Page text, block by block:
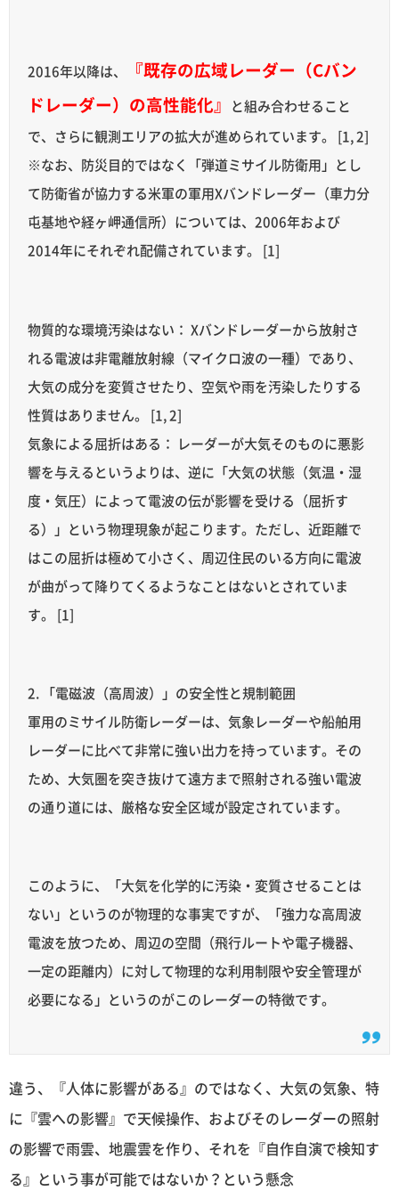
2016年以降は、
『既存の広域レーダー（Cバン
ドレーダー）の高性能化』 と組み合わせること
で、さらに観測エリアの拡大が進められています。 [1, 2]
※なお、防災目的ではなく「弾道ミサイル防衛用」とし
て防衛省が協力する米軍の軍用Xバンドレーダー（車力分
屯基地や経ヶ岬通信所）については、2006年および
2014年にそれぞれ配備されています。 [1]
物質的な環境汚染はない： Xバンドレーダーから放射さ
れる電波は非電離放射線（マイクロ波の一種）であり、
大気の成分を変質させたり、空気や雨を汚染したりする
性質はありません。 [1, 2]
気象による屈折はある： レーダーが大気そのものに悪影
響を与えるというよりは、逆に「大気の状態（気温・湿
度・気圧）によって電波の伝が影響を受ける（屈折す
る）」という物理現象が起こります。ただし、近距離で
はこの屈折は極めて小さく、周辺住民のいる方向に電波
が曲がって降りてくるようなことはないとされていま
す。 [1]
2. 「電磁波（高周波）」の安全性と規制範囲
軍用のミサイル防衛レーダーは、気象レーダーや船舶用
レーダーに比べて非常に強い出力を持っています。その
ため、大気圏を突き抜けて遠方まで照射される強い電波
の通り道には、厳格な安全区域が設定されています。
このように、「大気を化学的に汚染・変質させることは
ない」というのが物理的な事実ですが、「強力な高周波
電波を放つため、周辺の空間（飛行ルートや電子機器、
一定の距離内）に対して物理的な利用制限や安全管理が
必要になる」というのがこのレーダーの特徴です。
違う、『人体に影響がある』のではなく、大気の気象、特
に『雲への影響』で天候操作、およびそのレーダーの照射
の影響で雨雲、地震雲を作り、それを『自作自演で検知す
る』という事が可能ではないか？という懸念